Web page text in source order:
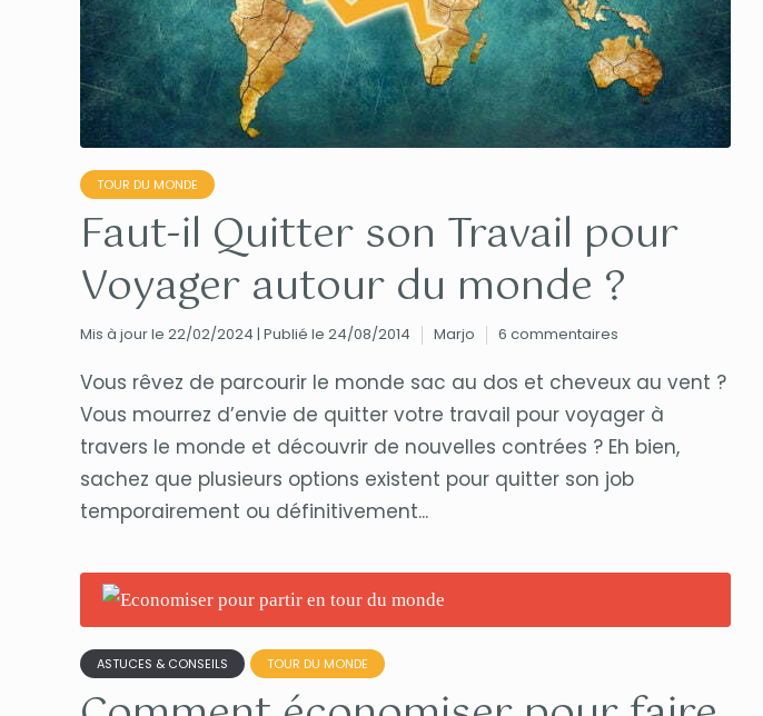
TOUR DU MONDE
Faut-il Quitter son Travail pour
Voyager autour du monde ?
Mis à jour le 22/02/2024 | Publié le 24/08/2014 Marjo 6 commentaires
Vous rêvez de parcourir le monde sac au dos et cheveux au vent ?
Vous mourrez d’envie de quitter votre travail pour voyager à
travers le monde et découvrir de nouvelles contrées ? Eh bien,
sachez que plusieurs options existent pour quitter son job
temporairement ou définitivement...
ASTUCES & CONSEILS TOUR DU MONDE